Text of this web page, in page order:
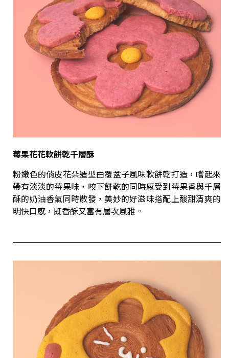
莓果花花軟餅乾千層酥
粉嫩色的俏皮花朵造型由覆盆子風味軟餅乾打造，嚐起來
帶有淡淡的莓果味，咬下餅乾的同時感受到莓果香與千層
酥的奶油香氣同時散發，美妙的好滋味搭配上酸甜清爽的
明快口感，既香酥又富有層次風雅。